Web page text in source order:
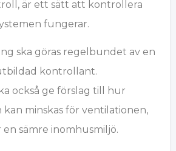
är ett sätt att kontrollera
fungerar.
ska göras regelbundet av en
kontrollant.
också ge förslag till hur
minskas för ventilationen,
sämre inomhusmiljö.